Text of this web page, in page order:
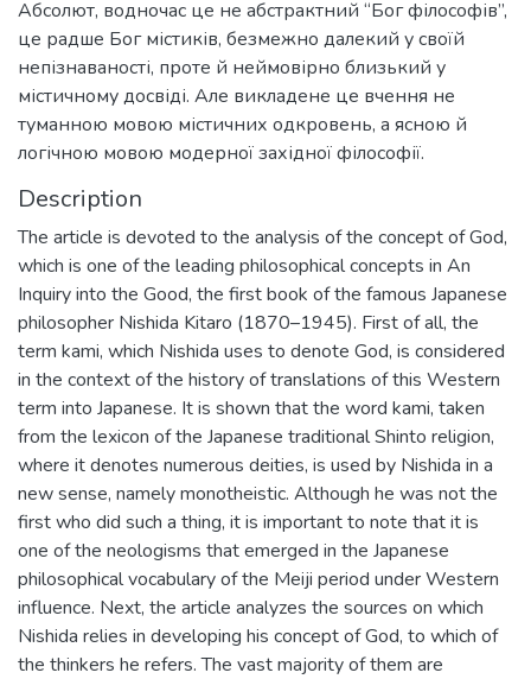
Абсолют, водночас це не абстрактний “Бог філософів”,
це радше Бог містиків, безмежно далекий у своїй
непізнаваності, проте й неймовірно близький у
містичному досвіді. Але викладене це вчення не
туманною мовою містичних одкровень, а ясною й
логічною мовою модерної західної філософії.
Description
The article is devoted to the analysis of the concept of God,
which is one of the leading philosophical concepts in An
Inquiry into the Good, the first book of the famous Japanese
philosopher Nishida Kitaro (1870–1945). First of all, the
term kami, which Nishida uses to denote God, is considered
in the context of the history of translations of this Western
term into Japanese. It is shown that the word kami, taken
from the lexicon of the Japanese traditional Shinto religion,
where it denotes numerous deities, is used by Nishida in a
new sense, namely monotheistic. Although he was not the
first who did such a thing, it is important to note that it is
one of the neologisms that emerged in the Japanese
philosophical vocabulary of the Meiji period under Western
influence. Next, the article analyzes the sources on which
Nishida relies in developing his concept of God, to which of
the thinkers he refers. The vast majority of them are